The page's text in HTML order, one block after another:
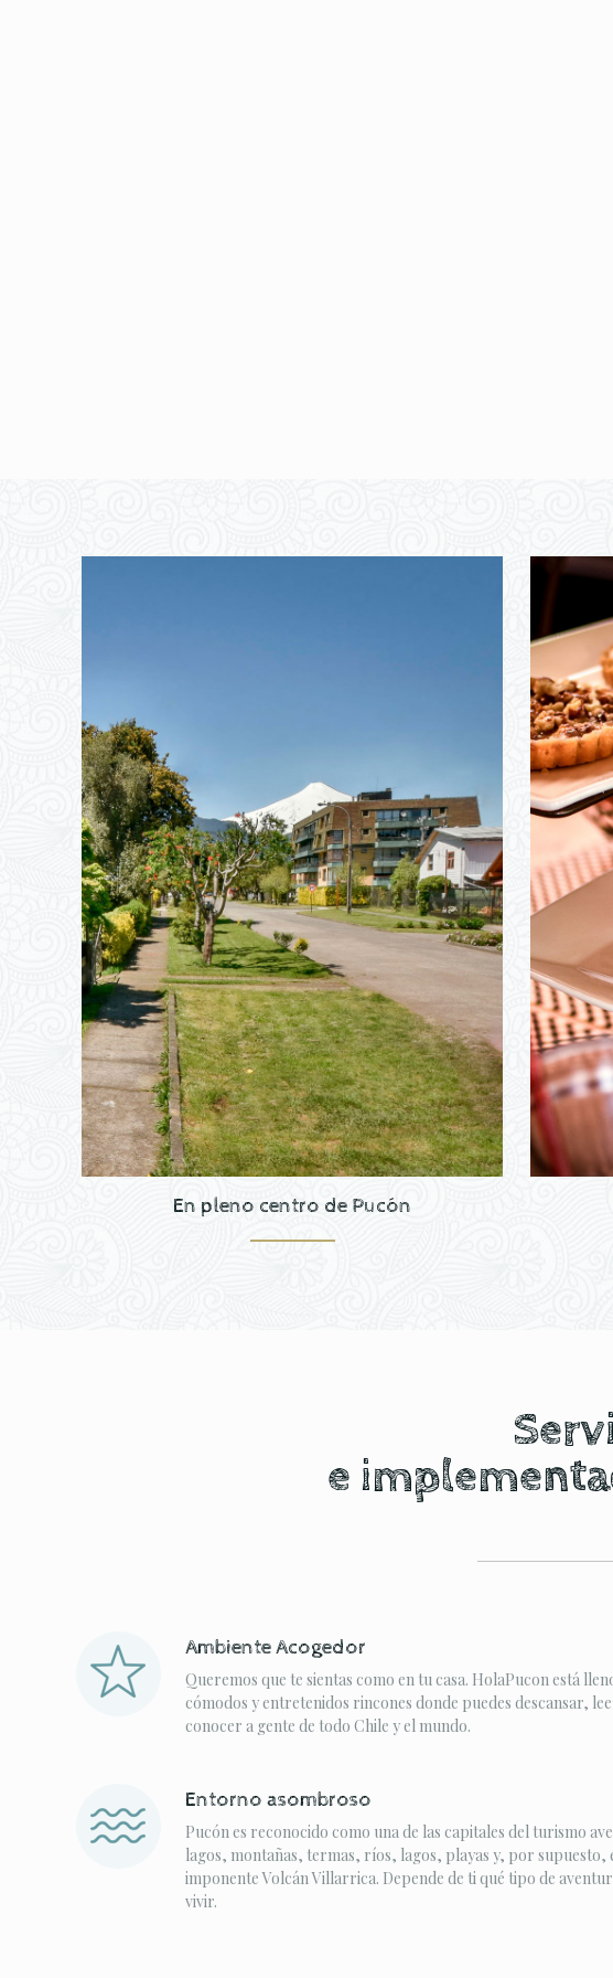
En pleno centro de Pucón
e
Ambiente Acogedor
Queremos que te sientas como en tu casa. HolaPucon está
cómodos y entretenidos rincones donde puedes descansar,
conocer a gente de todo Chile y el mundo.
Entorno asombroso
Pucón es reconocido como una de las capitales del turismo
lagos, montañas, termas, ríos, lagos, playas y, por supuesto,
imponente Volcán Villarrica. Depende de ti qué tipo de
vivir.